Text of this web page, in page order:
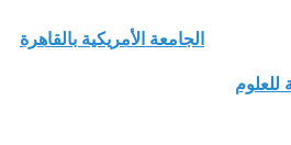
الجامعة الأمريكية بالقاهرة
للعلوم